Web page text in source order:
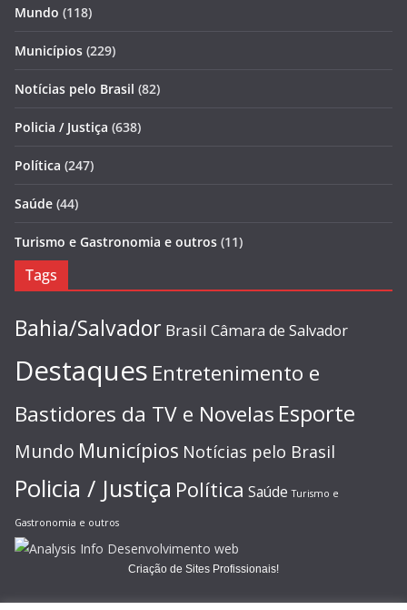
Mundo (118)
Municípios (229)
Notícias pelo Brasil (82)
Policia / Justiça (638)
Política (247)
Saúde (44)
Turismo e Gastronomia e outros (11)
Tags
Bahia/Salvador Brasil Câmara de Salvador
Destaques Entretenimento e
Bastidores da TV e Novelas Esporte
Mundo Municípios Notícias pelo Brasil
Policia / Justiça Política Saúde Turismo e
Gastronomia e outros
Criação de Sites Profissionais!